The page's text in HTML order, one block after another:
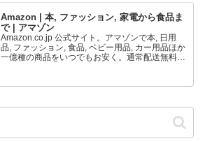
Amazon | 本, ファッション, 家電から食品ま
で | アマゾン
Amazon.co.jp 公式サイト。アマゾンで本, 日用
品, ファッション, 食品, ベビー用品, カー用品ほか
一億種の商品をいつでもお安く。通常配送無料